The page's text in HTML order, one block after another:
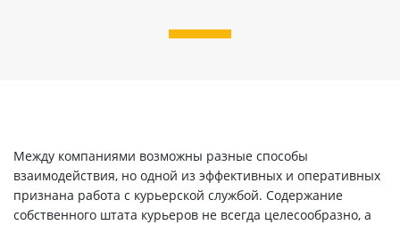
Между компаниями возможны разные способы
взаимодействия, но одной из эффективных и оперативных
признана работа с курьерской службой. Содержание
собственного штата курьеров не всегда целесообразно, а